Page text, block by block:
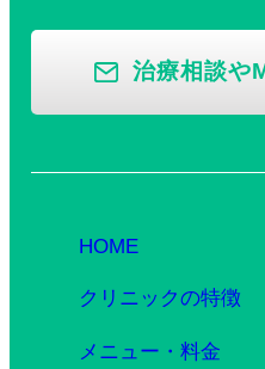
治療相談や
HOME
クリニックの特徴
メニュー・料金